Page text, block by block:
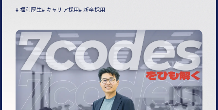
福利厚生 キャリア採用 新卒採用